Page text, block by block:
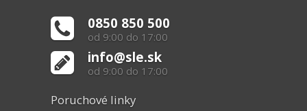
0850 850 500
od 9:00 do 17:00
info@sle.sk
od 9:00 do 17:00
Poruchové linky